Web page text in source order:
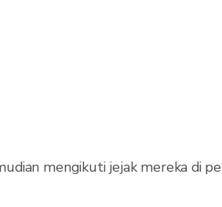
mengikuti jejak mereka di